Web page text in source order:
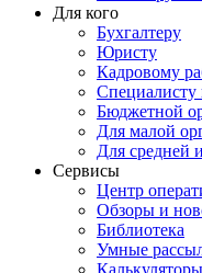
Для кого
Бухгалтеру
Юристу
Кадровому
Специалисту
Бюджетной
Для малой
Для средней
Сервисы
Центр
Обзоры и
Библиотека
Умные
Калькуляторы